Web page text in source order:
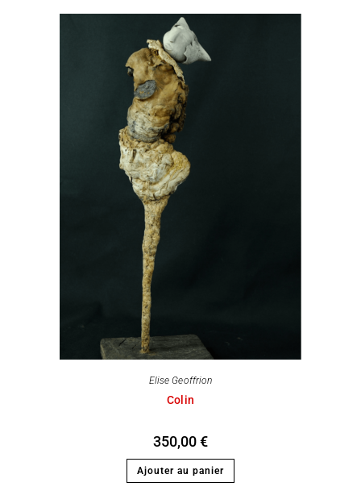
Elise Geoffrion
Colin
350,00€
Ajouter au panier